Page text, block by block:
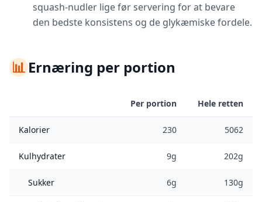
squash-nudler lige før servering for at bevare
den bedste konsistens og de glykæmiske fordele.
📊Ernæring per portion
Per portion Hele retten
Kalorier 230 5062
Kulhydrater 9g 202g
Sukker 6g 130g